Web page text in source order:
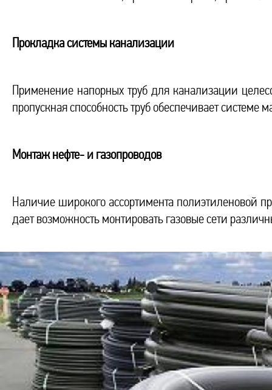
Прокладка системы канализации
Применение напорных труб для канализации
пропускная способность труб обеспечивает
Монтаж нефте- и газопроводов
Наличие широкого ассортимента полиэтиленовой
дает возможность монтировать газовые сети